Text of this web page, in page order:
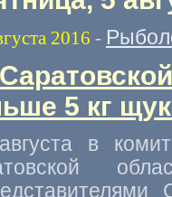
2016 -
5 кг
в